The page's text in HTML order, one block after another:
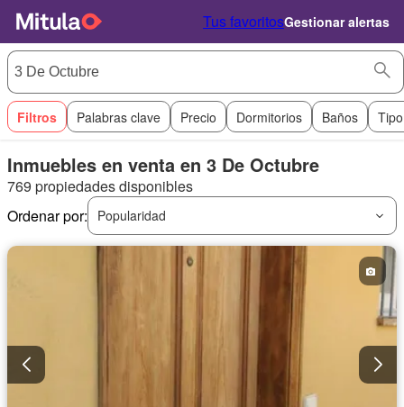
Tus favoritosGestionar alertas
Filtros Palabras clave Precio Dormitorios Baños
Inmuebles en venta en 3 De Octubre
769 propiedades disponibles
Ordenar por:
Popularidad